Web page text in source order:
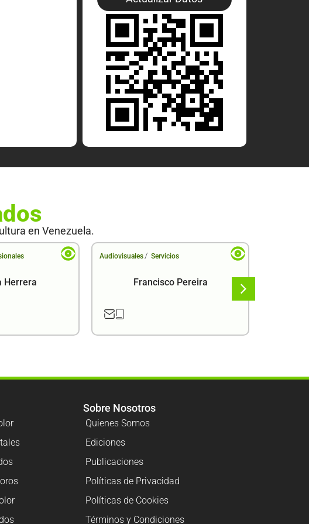
en Venezuela.
Herrera
Audiovisuales / Servicios
Francisco Pereira
Sobre Nosotros
Quienes Somos
Ediciones
Publicaciones
Políticas de Privacidad
Políticas de Cookies
Términos y Condiciones